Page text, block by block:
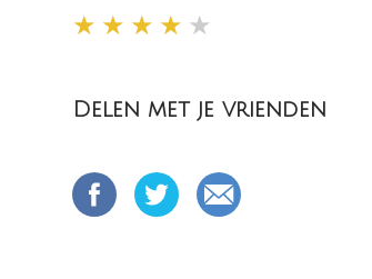
★ ★ ★ ★ ★
Delen met je vrienden